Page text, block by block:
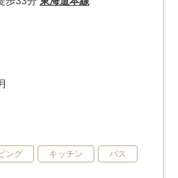
ング キッチン バス